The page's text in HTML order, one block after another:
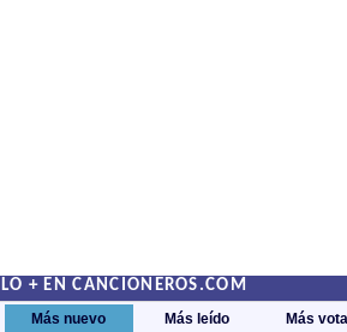
LO + EN CANCIONEROS.COM
Más nuevo Más leído Más